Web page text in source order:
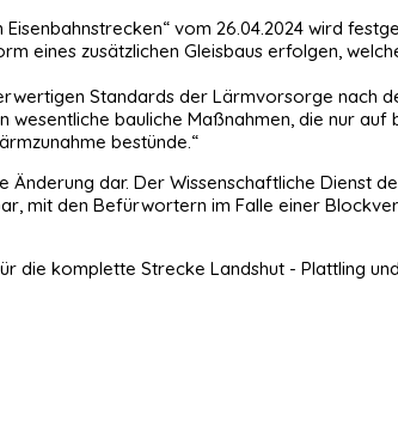
vom 26.04.2024 wird
eines zusätzlichen Gleisbaus erfolgen,
Standards der Lärmvorsorge nach
bauliche Maßnahmen, die nur
bestünde.“
dar. Der Wissenschaftliche Dienst
mit den Befürwortern im Falle einer
die komplette Strecke Landshut - Plattling